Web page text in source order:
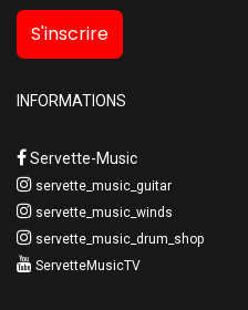
S'inscrire
INFORMATIONS
Servette-Music
servette_music_guitar
servette_music_winds
servette_music_drum_shop
ServetteMusicTV